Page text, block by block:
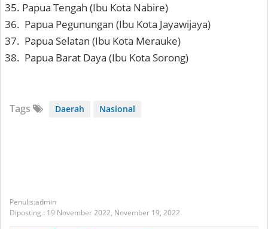
Papua Tengah (Ibu Kota Nabire)
Papua Pegunungan (Ibu Kota Jayawijaya)
Papua Selatan (Ibu Kota Merauke)
Papua Barat Daya (Ibu Kota Sorong)
Tags Daerah Nasional
admin
Diposting : 19 November 2022, November 19, 2022